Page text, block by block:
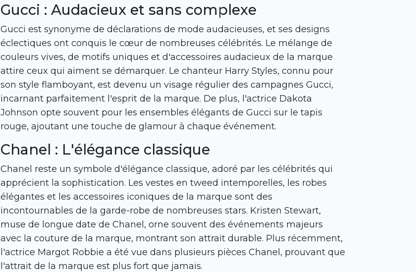
Gucci : Audacieux et sans complexe
Gucci est synonyme de déclarations de mode audacieuses, et ses designs
éclectiques ont conquis le cœur de nombreuses célébrités. Le mélange de
couleurs vives, de motifs uniques et d'accessoires audacieux de la marque
attire ceux qui aiment se démarquer. Le chanteur Harry Styles, connu pour
son style flamboyant, est devenu un visage régulier des campagnes Gucci,
incarnant parfaitement l'esprit de la marque. De plus, l'actrice Dakota
Johnson opte souvent pour les ensembles élégants de Gucci sur le tapis
rouge, ajoutant une touche de glamour à chaque événement.
Chanel : L'élégance classique
Chanel reste un symbole d'élégance classique, adoré par les célébrités qui
apprécient la sophistication. Les vestes en tweed intemporelles, les robes
élégantes et les accessoires iconiques de la marque sont des
incontournables de la garde-robe de nombreuses stars. Kristen Stewart,
muse de longue date de Chanel, orne souvent des événements majeurs
avec la couture de la marque, montrant son attrait durable. Plus récemment,
l'actrice Margot Robbie a été vue dans plusieurs pièces Chanel, prouvant que
l'attrait de la marque est plus fort que jamais.